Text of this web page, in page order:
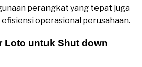
perangkat yang tepat juga
operasional perusahaan.
Loto untuk Shut down